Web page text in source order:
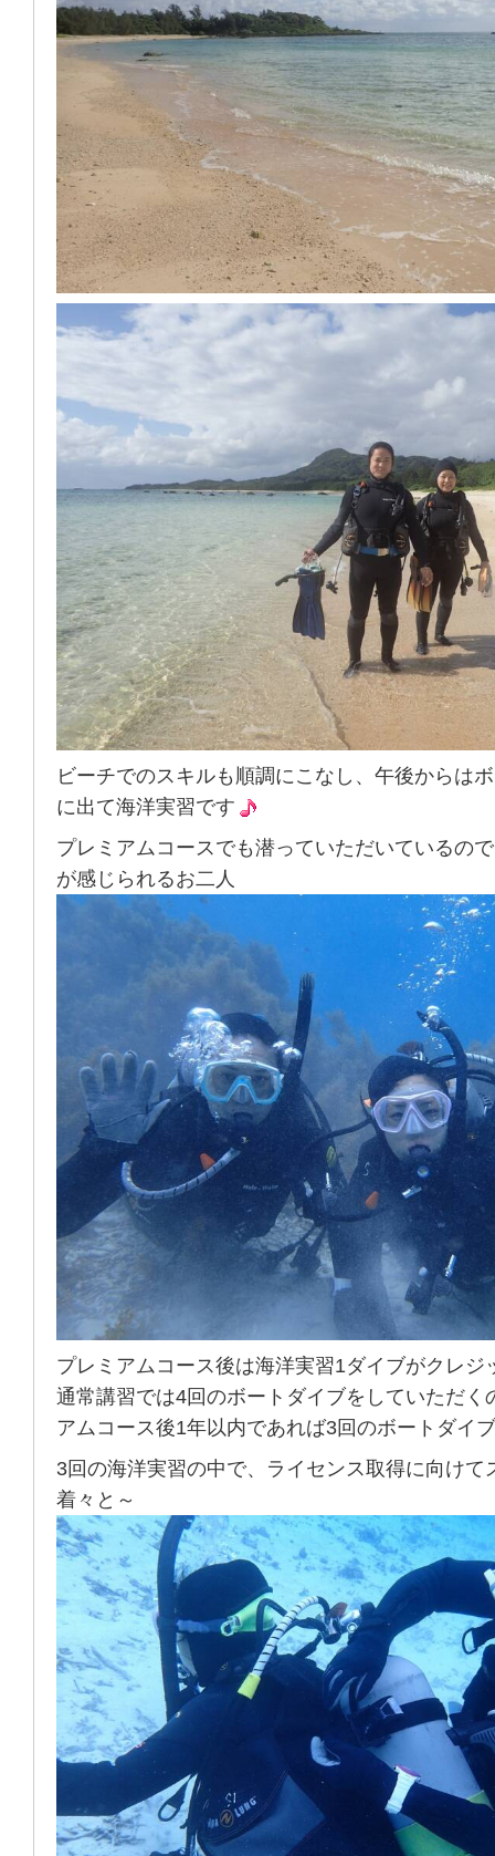
ビーチでのスキルも順調にこなし、午後からは
に出て海洋実習です
プレミアムコースでも潜っていただいているの
が感じられるお二人
プレミアムコース後は海洋実習1ダイブがクレジ
通常講習では4回のボートダイブをしていただく
アムコース後1年以内であれば3回のボートダイ
3回の海洋実習の中で、ライセンス取得に向けて
着々と～